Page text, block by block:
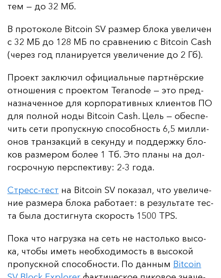
тем — до 32 Мб.
В про­то­ко­ле Bitcoin SV раз­мер бло­ка уве­ли­чен
с 32 МБ до 128 МБ по срав­не­нию с Bitcoin Cash
(че­рез год пла­ни­ру­ет­ся уве­ли­че­ние до 2 Гб).
Про­ект зак­лю­чил офи­ци­аль­ные пар­тнёр­ские
от­но­ше­ния с про­ек­том Teranode — это пред­
наз­на­чен­ное для кор­по­ра­тив­ных кли­ен­тов ПО
для пол­ной но­ды Bitcoin Cash. Цель — обес­пе­
чить се­ти про­пус­кную спо­соб­ность 6,5 мил­ли­
онов тран­зак­ций в се­кун­ду и под­дер­жку бло­
ков раз­ме­ром бо­лее 1 Тб. Это пла­ны на дол­
гос­роч­ную пер­спек­ти­ву: 2-3 го­да.
Стресс-тест на Bitcoin SV по­ка­зал, что уве­ли­че­
ние раз­ме­ра бло­ка ра­бо­та­ет: в ре­зуль­та­те тес­
та бы­ла дос­тиг­ну­та ско­рость 1500 TPS.
По­ка что наг­руз­ка на сеть не нас­толь­ко вы­со­
ка, что­бы иметь не­об­хо­ди­мость в вы­со­кой
про­пус­кной спо­соб­нос­ти. По дан­ным Bitcoin